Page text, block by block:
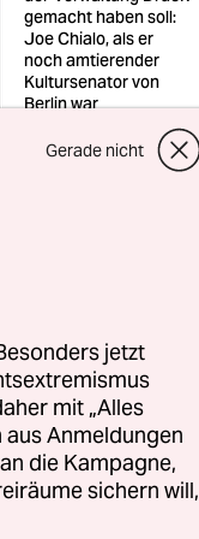
gemacht haben soll:
Joe Chialo, als er
noch amtierender
Kultursenator von
Berlin war
Jeske/www.jens-
Gerade nicht
jetzt
mit „Alles
aus Anmeldungen
die Kampagne,
sichern will,